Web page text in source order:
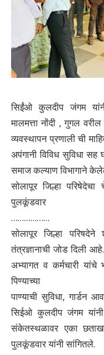
सिईंओ कुलदीप जंगम
मालमत्ता नोंदी , गुगल
व्यवस्थापन प्रणाली ची
अपंगानी विविध सुविधा सह
समाज कल्याण विभागाने
सोलापूर जिल्हा
पुलकूंडवार
………………
सोलापूर जिल्हा परिषदेने
तंत्रज्ञानाची जोड दिली
अभ्यागत व कर्मचारी यांचे
पिण्याच्या
पाण्याची सुविधा, गार्डन
सिईओ कुलदीप जंगम
संकेतस्थळावर एका
पुलकूंडवार यांनी सांगितले.